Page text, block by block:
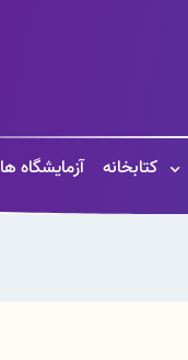
کتابخانه آزمایشگاه ها